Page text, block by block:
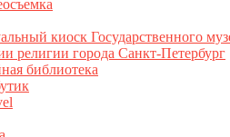
киоск Государственного
религии города Санкт-Петербург
библиотека